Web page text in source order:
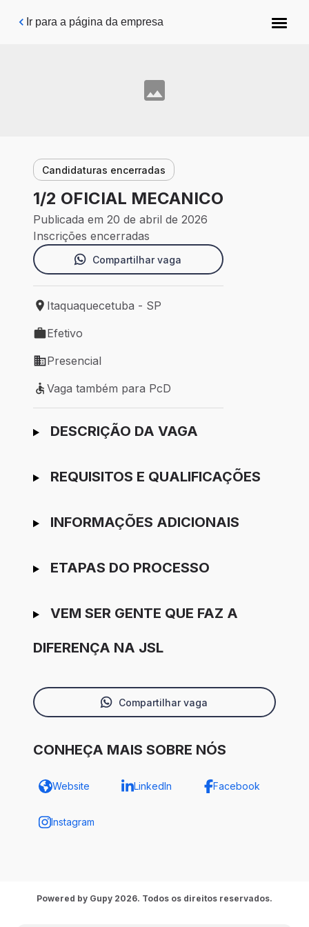
Pular para o conteúdo principal
Ir para a página da empresa
Candidaturas encerradas
1/2 OFICIAL MECANICO
Publicada em 20 de abril de 2026
Inscrições encerradas
Compartilhar vaga
Local de trabalho: Itaquaquecetuba - SP
Itaquaquecetuba - SP
Tipo de vaga: Efetivo
Efetivo
Modelo de trabalho: Presencial
Presencial
Vaga também para PcD
Vaga também para PcD
Ir para candidatura
DESCRIÇÃO DA VAGA
REQUISITOS E QUALIFICAÇÕES
INFORMAÇÕES ADICIONAIS
ETAPAS DO PROCESSO
VEM SER GENTE QUE FAZ A
DIFERENÇA NA JSL
Compartilhar vaga
CONHEÇA MAIS SOBRE NÓS
Website LinkedIn Facebook
Instagram
Powered by Gupy 2026. Todos os direitos reservados.